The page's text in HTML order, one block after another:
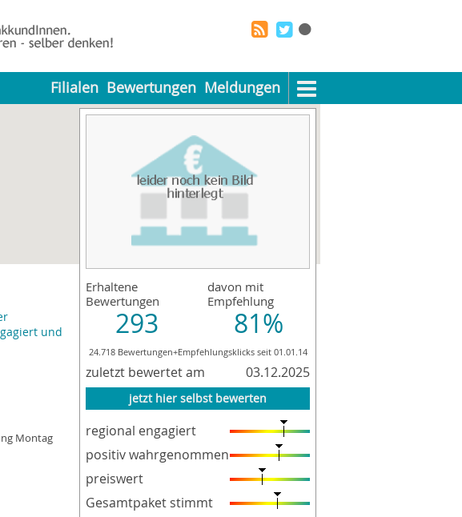
Filialen Bewertungen Meldungen
Erhaltene
Bewertungen
293
davon mit
Empfehlung
81%
24.718 Bewertungen+Empfehlungsklicks seit 01.01.14
zuletzt bewertet am 03.12.2025
jetzt hier selbst bewerten
regional engagiert
positiv wahrgenommen
preiswert
Gesamtpaket stimmt
und
Montag